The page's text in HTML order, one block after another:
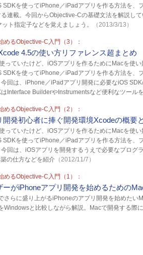
SDKを使ってiPhone／iPadアプリを作る方法を、
連載。今回からObjective-Cの基礎文法を解説し
ト指定子などを覚えましょう。
（2013/3/13）
めるObjective-C入門（3）：
4.5の使い方リファレンス超まとめ
っていたけど、iOSアプリを作るためにMacを使
SDKを使ってiPhone／iPadアプリを作る方法を、
回は、iPhone／iPadアプリ開発に必要なiOS
Interface BuilderやInstrumentsなど便利なツール
めるObjective-C入門（2）：
開発初心者に捧ぐ開発環境Xcodeの概要
っていたけど、iOSアプリを作るためにMacを使
SDKを使ってiPhone／iPadアプリを作る方法を、
回は、iOSアプリを開発するうえで必要なプログ
の仕方などを紹介 （2012/11/7）
めるObjective-C入門（1）：
ーがiPhoneアプリ開発を始めるための
さらに盛り上がるiPhoneのアプリ開発を始めたい
Windowsと比較しながら解説。Macで開発する際